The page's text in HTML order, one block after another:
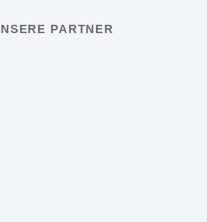
PARTNER